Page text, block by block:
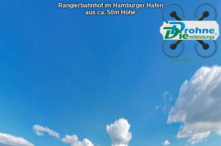
Rangierbahnhof im Hamburger Hafen
aus ca. 50m Höhe